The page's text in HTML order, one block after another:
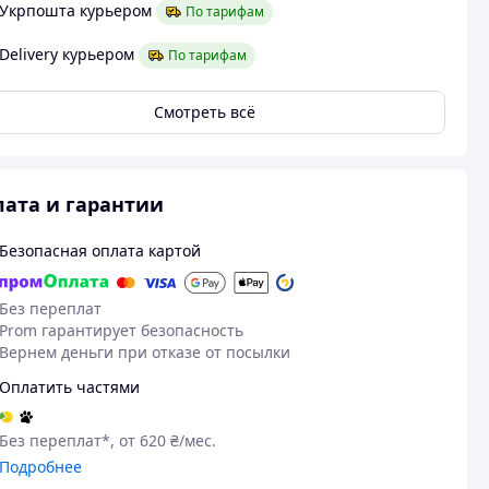
Укрпошта курьером По тарифам
Delivery курьером По тарифам
Смотреть всё
и гарантии
Безопасная оплата картой
Без переплат
Prom гарантирует безопасность
Вернем деньги при отказе от посылки
Оплатить частями
Без переплат*, от 620 ₴/мес.
Подробнее
Карина С.
Куплено на Prom.ua
В житті як на фото, нам